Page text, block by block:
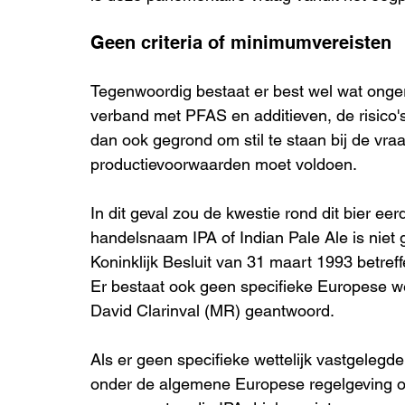
Geen criteria of minimumvereisten
Tegenwoordig bestaat er best wel wat
verband met PFAS en additieven, de
dan ook gegrond om stil te staan bij de
productievoorwaarden moet voldoen.
In dit geval zou de kwestie rond dit bier
handelsnaam IPA of Indian Pale Ale is
Koninklijk Besluit van 31 maart 1993
Er bestaat ook geen specifieke Europese
David Clarinval (MR) geantwoord.
Als er geen specifieke wettelijk
onder de algemene Europese regelgeving